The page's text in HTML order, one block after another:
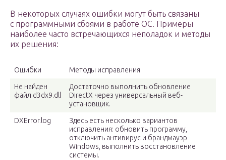
В некоторых случаях ошибки могут быть связаны
с программными сбоями в работе ОС. Примеры
наиболее часто встречающихся неполадок и методы
их решения:
Ошибки Методы исправления
Не найден
файл d3dx9.dll
Достаточно выполнить обновление
DirectX через универсальный веб-
установщик.
DXError.log
Здесь есть несколько вариантов
исправления: обновить программу,
отключить антивирус и брандмауэр
Windows, выполнить восстановление
системы.